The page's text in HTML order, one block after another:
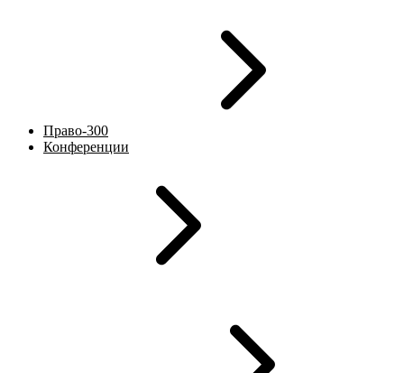
Право-300
Конференции